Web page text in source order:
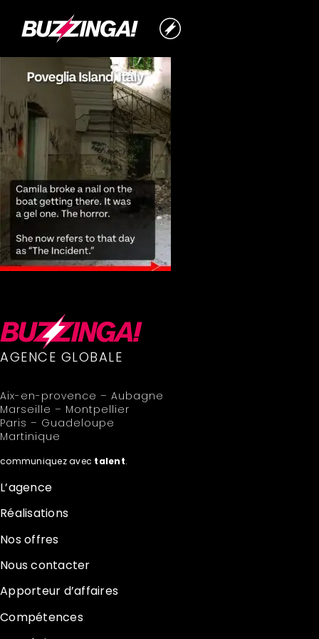
AGENCE GLOBALE
Aix-en-provence – Aubagne
Marseille – Montpellier
Paris – Guadeloupe
Martinique
communiquez avec talent.
L’agence
Réalisations
Nos offres
Nous contacter
Apporteur d’affaires
Compétences